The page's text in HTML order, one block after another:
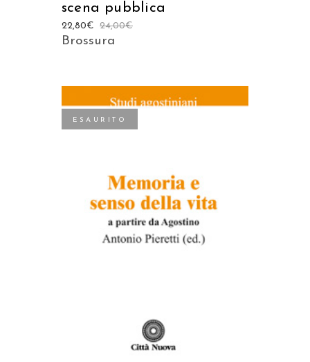
scena pubblica
24,00€
22,80€
Brossura
ESAURITO
LEGGI TUTTO